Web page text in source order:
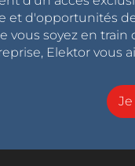
et d'opportunités
vous soyez en
Elektor vous